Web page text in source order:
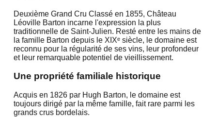
Deuxième Grand Cru Classé en 1855, Château
Léoville Barton incarne l'expression la plus
traditionnelle de Saint-Julien. Resté entre les mains de
la famille Barton depuis le XIXᵉ siècle, le domaine est
reconnu pour la régularité de ses vins, leur profondeur
et leur remarquable potentiel de vieillissement.
Une propriété familiale historique
Acquis en 1826 par Hugh Barton, le domaine est
toujours dirigé par la même famille, fait rare parmi les
grands crus bordelais.